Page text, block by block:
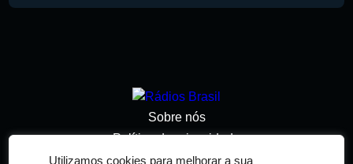
Utilizamos cookies para melhorar a sua
Sobre nós
Política de privacidade
Termos de serviço